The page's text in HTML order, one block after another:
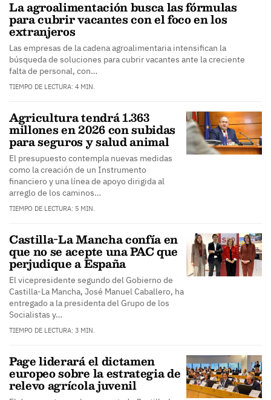
La agroalimentación busca las fórmulas
para cubrir vacantes con el foco en los
extranjeros
Las empresas de la cadena agroalimentaria intensifican la
búsqueda de soluciones para cubrir vacantes ante la creciente
falta de personal, con…
TIEMPO DE LECTURA: 4 MIN.
Agricultura tendrá 1.363
millones en 2026 con subidas
para seguros y salud animal
El presupuesto contempla nuevas medidas
como la creación de un Instrumento
financiero y una línea de apoyo dirigida al
arreglo de los caminos…
TIEMPO DE LECTURA: 5 MIN.
Castilla-La Mancha confía en
que no se acepte una PAC que
perjudique a España
El vicepresidente segundo del Gobierno de
Castilla-La Mancha, José Manuel Caballero, ha
entregado a la presidenta del Grupo de los
Socialistas y…
TIEMPO DE LECTURA: 3 MIN.
Page liderará el dictamen
europeo sobre la estrategia de
relevo agrícola juvenil